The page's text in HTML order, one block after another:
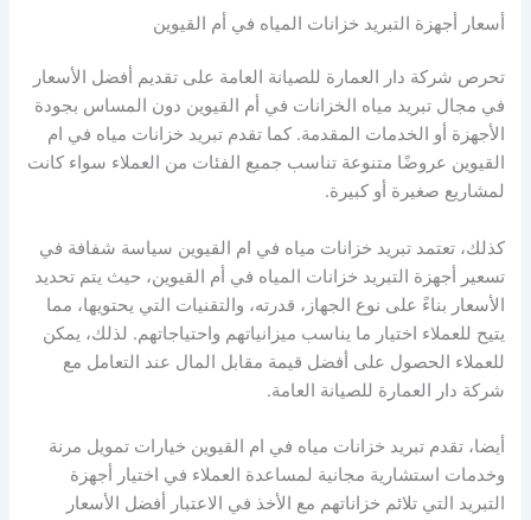
أسعار أجهزة التبريد خزانات المياه في أم القيوين
تحرص شركة دار العمارة للصيانة العامة على تقديم أفضل الأسعار
في مجال تبريد مياه الخزانات في أم القيوين دون المساس بجودة
الأجهزة أو الخدمات المقدمة. كما تقدم تبريد خزانات مياه في ام
القيوين عروضًا متنوعة تناسب جميع الفئات من العملاء سواء كانت
لمشاريع صغيرة أو كبيرة.
كذلك، تعتمد تبريد خزانات مياه في ام القيوين سياسة شفافة في
تسعير أجهزة التبريد خزانات المياه في أم القيوين، حيث يتم تحديد
الأسعار بناءً على نوع الجهاز، قدرته، والتقنيات التي يحتويها، مما
يتيح للعملاء اختيار ما يناسب ميزانياتهم واحتياجاتهم. لذلك، يمكن
للعملاء الحصول على أفضل قيمة مقابل المال عند التعامل مع
شركة دار العمارة للصيانة العامة.
أيضا، تقدم تبريد خزانات مياه في ام القيوين خيارات تمويل مرنة
وخدمات استشارية مجانية لمساعدة العملاء في اختيار أجهزة
التبريد التي تلائم خزاناتهم مع الأخذ في الاعتبار أفضل الأسعار